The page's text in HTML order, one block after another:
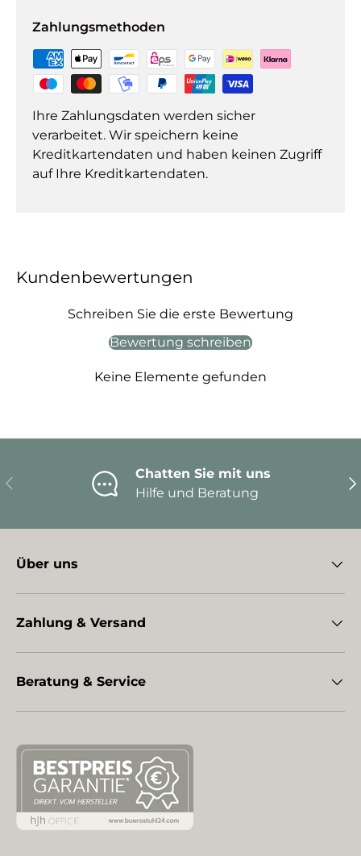
Zahlungsmethoden
Ihre Zahlungsdaten werden sicher
verarbeitet. Wir speichern keine
Kreditkartendaten und haben keinen Zugriff
auf Ihre Kreditkartendaten.
Kundenbewertungen
Schreiben Sie die erste Bewertung
Bewertung schreiben
Keine Elemente gefunden
Vorherige
Chatten Sie mit uns
Hilfe und Beratung
Über uns
Zahlung & Versand
Beratung & Service